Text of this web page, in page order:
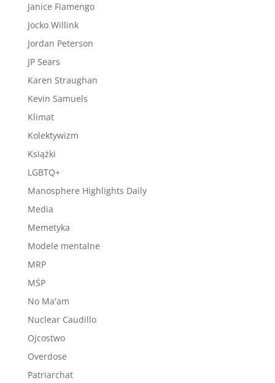
Janice Fiamengo
Jocko Willink
Jordan Peterson
JP Sears
Karen Straughan
Kevin Samuels
Klimat
Kolektywizm
Książki
LGBTQ+
Manosphere Highlights Daily
Media
Memetyka
Modele mentalne
MRP
MŚP
No Ma'am
Nuclear Caudillo
Ojcostwo
Overdose
Patriarchat